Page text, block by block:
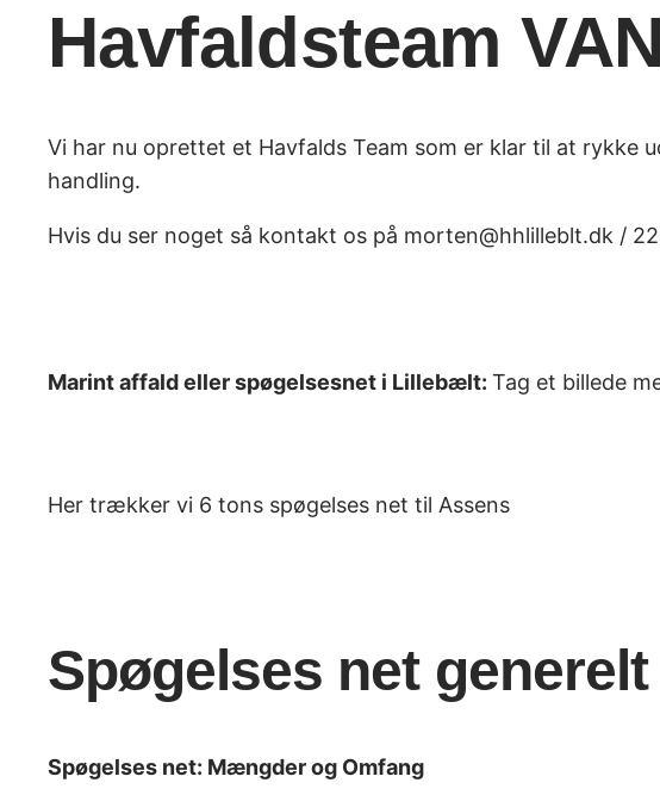
Havfaldsteam
Vi har nu oprettet et Havfalds Team som er klar til at rykke
handling.
Hvis du ser noget så kontakt os på morten@hhlilleblt.dk /
Marint affald eller spøgelsesnet i Lillebælt: Tag et billede
Her trækker vi 6 tons spøgelses net til Assens
Spøgelses net generelt
Spøgelses net: Mængder og Omfang